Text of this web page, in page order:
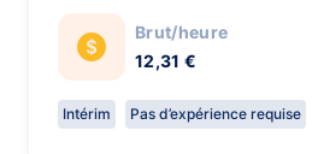
Brut/heure
12,31 €
Intérim Pas d’expérience requise